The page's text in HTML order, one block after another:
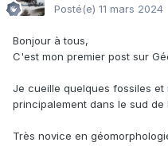
Posté(e) 11 mars 2024
Bonjour à tous,
C'est mon premier post sur
Je cueille quelques fossiles
principalement dans le sud de
Très novice en